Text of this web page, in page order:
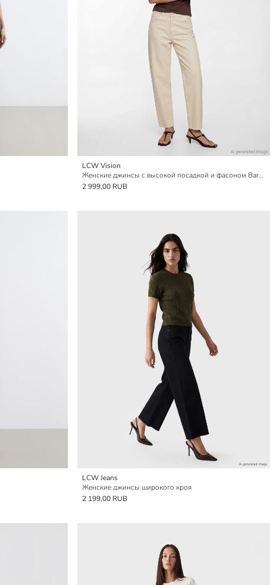
LCW Vision
Женские джинсы с высокой посадкой и фасоном Barrel Fit
2 999,00 RUB
LCW Jeans
Женские джинсы широкого кроя
2 199,00 RUB